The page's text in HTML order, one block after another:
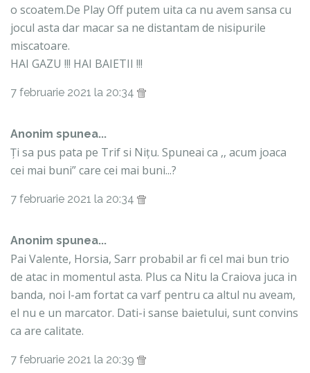
o scoatem.De Play Off putem uita ca nu avem sansa cu
jocul asta dar macar sa ne distantam de nisipurile
miscatoare.
HAI GAZU !!! HAI BAIETII !!!
7 februarie 2021 la 20:34
Anonim spunea...
Ți sa pus pata pe Trif si Nițu. Spuneai ca ,, acum joaca
cei mai buni” care cei mai buni...?
7 februarie 2021 la 20:34
Anonim spunea...
Pai Valente, Horsia, Sarr probabil ar fi cel mai bun trio
de atac in momentul asta. Plus ca Nitu la Craiova juca in
banda, noi l-am fortat ca varf pentru ca altul nu aveam,
el nu e un marcator. Dati-i sanse baietului, sunt convins
ca are calitate.
7 februarie 2021 la 20:39